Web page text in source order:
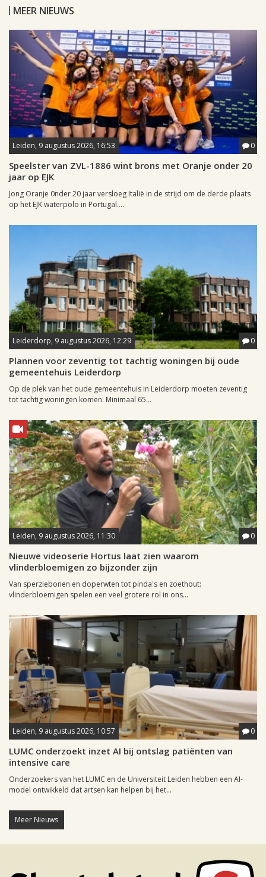
MEER NIEUWS
Leiden, 9 augustus 2026, 16:53 0
Speelster van ZVL-1886 wint brons met Oranje onder 20
jaar op EJK
Jong Oranje 0nder 20 jaar versloeg Italië in de strijd om de derde plaats
op het EJK waterpolo in Portugal....
Leiderdorp, 9 augustus 2026, 12:29 0
Plannen voor zeventig tot tachtig woningen bij oude
gemeentehuis Leiderdorp
Op de plek van het oude gemeentehuis in Leiderdorp moeten zeventig
tot tachtig woningen komen. Minimaal 65...
Leiden, 9 augustus 2026, 11:30 0
Nieuwe videoserie Hortus laat zien waarom
vlinderbloemigen zo bijzonder zijn
Van sperziebonen en doperwten tot pinda's en zoethout:
vlinderbloemigen spelen een veel grotere rol in ons...
Leiden, 9 augustus 2026, 10:57 0
LUMC onderzoekt inzet AI bij ontslag patiënten van
intensive care
Onderzoekers van het LUMC en de Universiteit Leiden hebben een AI-
model ontwikkeld dat artsen kan helpen bij het...
Meer Nieuws